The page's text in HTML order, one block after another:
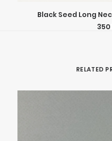
ADD
Black Seed Long
350
RELATED